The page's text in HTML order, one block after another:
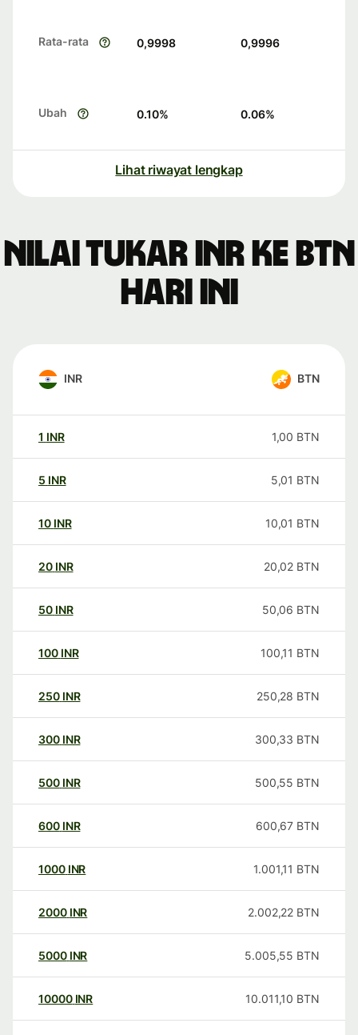
Rata-rata 0,9998 0,9996
Ubah 0.10% 0.06%
Lihat riwayat lengkap
Nilai tukar INR ke BTN
hari ini
INR BTN
1 INR 1,00 BTN
5 INR 5,01 BTN
10 INR 10,01 BTN
20 INR 20,02 BTN
50 INR 50,06 BTN
100 INR 100,11 BTN
250 INR 250,28 BTN
300 INR 300,33 BTN
500 INR 500,55 BTN
600 INR 600,67 BTN
1000 INR 1.001,11 BTN
2000 INR 2.002,22 BTN
5000 INR 5.005,55 BTN
10000 INR 10.011,10 BTN